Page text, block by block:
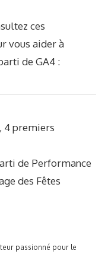
ces
vous aider à
de GA4 :
4 premiers
de Performance
des Fêtes
passionné pour le